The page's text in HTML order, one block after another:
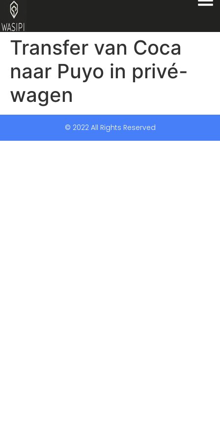
Transfer van Coca
naar Puyo in privé-
wagen
© 2022 All Rights Reserved